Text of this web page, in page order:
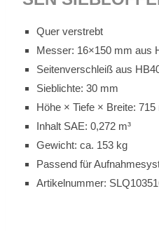
Quer ver­strebt
Mes­ser: 16×150 mm aus
Sei­ten­ver­schleiß aus
Sieb­lich­te: 30 mm
Höhe × Tie­fe × Brei­te:
In­halt SAE: 0,272 m³
Ge­wicht: ca. 153 kg
Pas­send für
Ar­ti­kel­num­mer: